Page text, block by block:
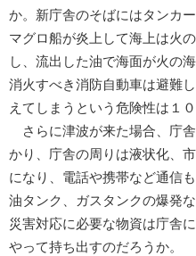
か。新庁舎のそばにはタンカ
マグロ船が炎上して海上は火
し、流出した油で海面が火の
消火すべき消防自動車は避難
えてしまうという危険性は１
さらに津波が来た場合、庁
かり、庁舎の周りは液状化、
になり、電話や携帯など通信
油タンク、ガスタンクの爆発
災害対応に必要な物資は庁舎
やって持ち出すのだろうか。